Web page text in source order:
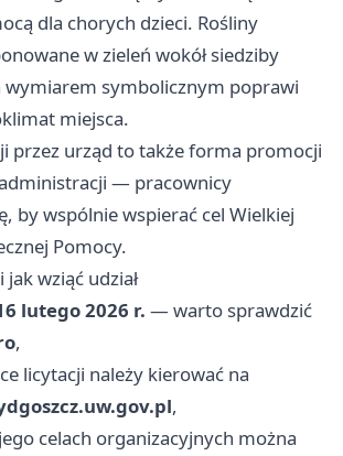
dla chorych dzieci. Rośliny
w zieleń wokół siedziby
wymiarem symbolicznym poprawi
miejsca.
przez urząd to także forma promocji
— pracownicy
by wspólnie wspierać cel Wielkiej
Pomocy.
wziąć udział
lutego 2026 r. — warto sprawdzić
,
licytacji należy kierować na
,
celach organizacyjnych można